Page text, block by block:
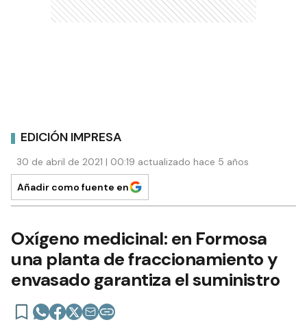
EDICIÓN IMPRESA
30 de abril de 2021 | 00:19 actualizado hace 5 años
Añadir como fuente en
Oxígeno medicinal: en Formosa
una planta de fraccionamiento y
envasado garantiza el suministro